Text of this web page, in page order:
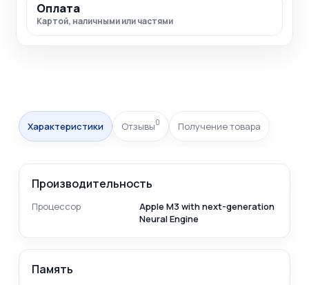
Оплата
Картой, наличными или частями
Характеристики Отзывы0 Получение товара
Производительность
Процессор
Apple M3 with next-generation
Neural Engine
Память